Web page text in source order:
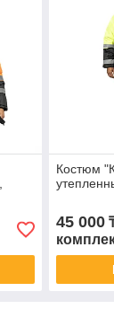
Костюм
45 000